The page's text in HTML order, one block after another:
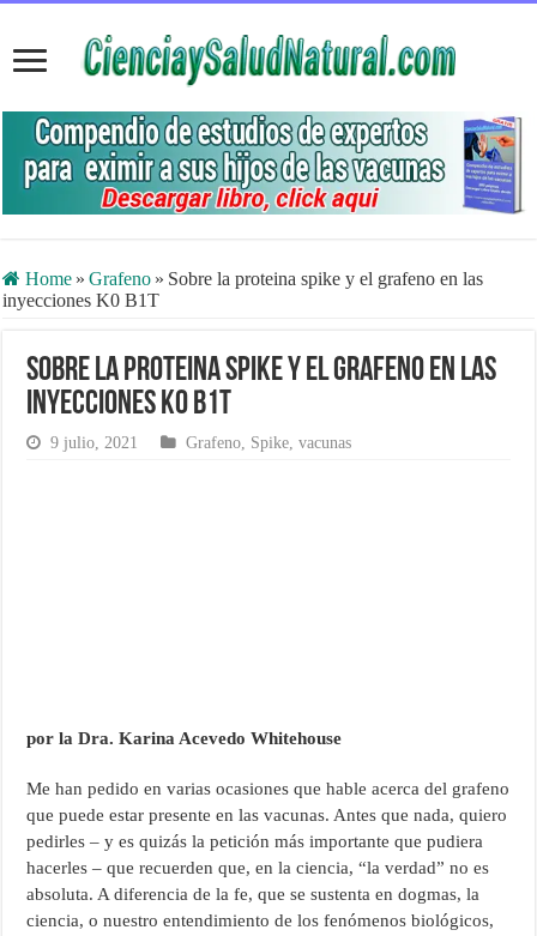
Home » Grafeno » Sobre la proteina spike y el grafeno en las
inyecciones K0 B1T
Sobre la proteina spike y el grafeno en las
inyecciones K0 B1T
9 julio, 2021 Grafeno Spike ,vacunas
por la Dra. Karina Acevedo Whitehouse
Me han pedido en varias ocasiones que hable acerca del grafeno
que puede estar presente en las vacunas. Antes que nada, quiero
pedirles – y es quizás la petición más importante que pudiera
hacerles – que recuerden que, en la ciencia, “la verdad” no es
absoluta. A diferencia de la fe, que se sustenta en dogmas, la
ciencia, o nuestro entendimiento de los fenómenos biológicos,